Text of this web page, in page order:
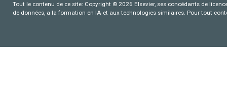
Tout le contenu de ce site: Copyright © 2026 Elsevier, ses concédants de
de données, a la formation en IA et aux technologies similaires. Pour tout